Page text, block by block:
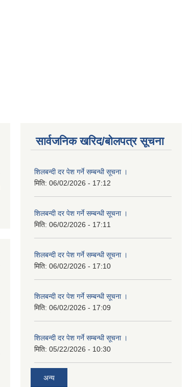
सार्वजनिक खरिद/बोलपत्र सूचना
शिलबन्दी दर पेश गर्ने सम्बन्धी सूचना ।
मिति: 06/02/2026 - 17:12
शिलबन्दी दर पेश गर्ने सम्बन्धी सूचना ।
मिति: 06/02/2026 - 17:11
शिलबन्दी दर पेश गर्ने सम्बन्धी सूचना ।
मिति: 06/02/2026 - 17:10
शिलबन्दी दर पेश गर्ने सम्बन्धी सूचना ।
मिति: 06/02/2026 - 17:09
शिलबन्दी दर पेश गर्ने सम्बन्धी सूचना ।
मिति: 05/22/2026 - 10:30
अन्य